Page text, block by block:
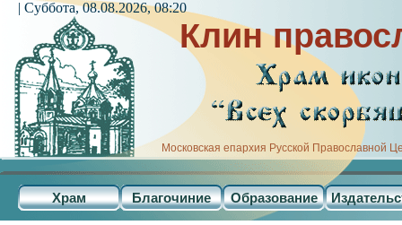
Клин
Московская епархия Русской Православной
Храм Благочиние Образование
| Суббота, 08.08.2026, 08:20